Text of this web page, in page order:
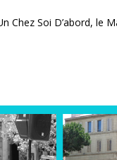
Soi D’abord, le